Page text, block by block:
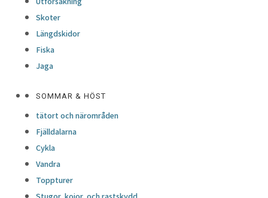
Skoter
Längdskidor
Fiska
Jaga
SOMMAR & HÖST
tätort och närområden
Fjälldalarna
Cykla
Vandra
Toppturer